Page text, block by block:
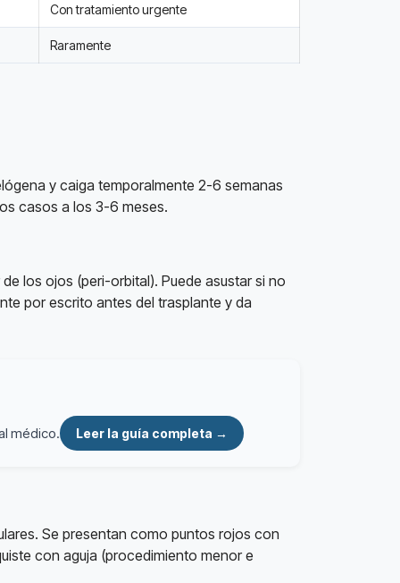
Con tratamiento urgente
Raramente
y caiga temporalmente 2-6 semanas
casos a los 3-6 meses.
los ojos (peri-orbital). Puede asustar si no
por escrito antes del trasplante y da
médico. Leer la guía completa →
Se presentan como puntos rojos con
con aguja (procedimiento menor e